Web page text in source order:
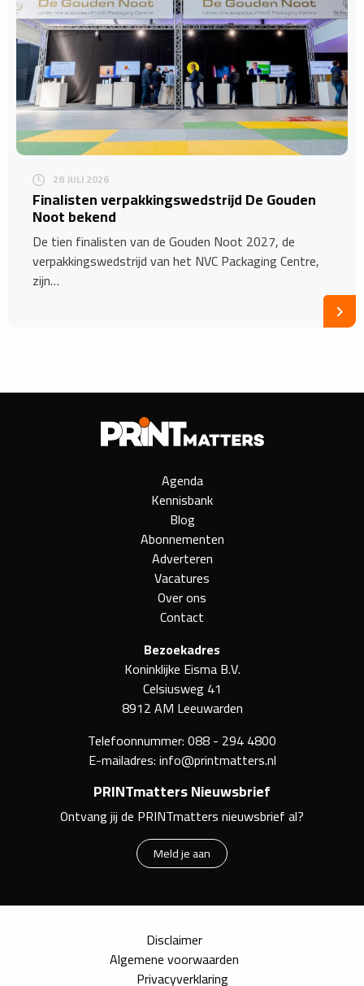
28 JULI 2026
Finalisten verpakkingswedstrijd De Gouden
Noot bekend
De tien finalisten van de Gouden Noot 2027, de
verpakkingswedstrijd van het NVC Packaging Centre,
zijn…
Agenda
Kennisbank
Blog
Abonnementen
Adverteren
Vacatures
Over ons
Contact
Bezoekadres
Koninklijke Eisma B.V.
Celsiusweg 41
8912 AM Leeuwarden
Telefoonnummer:088 - 294 4800
E-mailadres:info@printmatters.nl
PRINTmatters Nieuwsbrief
Ontvang jij de PRINTmatters nieuwsbrief al?
Meld je aan
Disclaimer
Algemene voorwaarden
Privacyverklaring